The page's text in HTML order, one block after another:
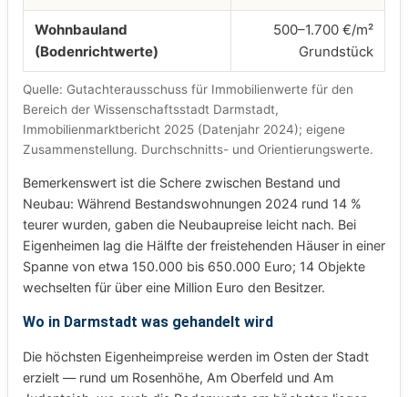
Wohnbauland
(Bodenrichtwerte)
500–1.700 €/m²
Grundstück
Quelle: Gutachterausschuss für Immobilienwerte für den
Bereich der Wissenschaftsstadt Darmstadt,
Immobilienmarktbericht 2025 (Datenjahr 2024); eigene
Zusammenstellung. Durchschnitts- und Orientierungswerte.
Bemerkenswert ist die Schere zwischen Bestand und
Neubau: Während Bestandswohnungen 2024 rund 14 %
teurer wurden, gaben die Neubaupreise leicht nach. Bei
Eigenheimen lag die Hälfte der freistehenden Häuser in einer
Spanne von etwa 150.000 bis 650.000 Euro; 14 Objekte
wechselten für über eine Million Euro den Besitzer.
Wo in Darmstadt was gehandelt wird
Die höchsten Eigenheimpreise werden im Osten der Stadt
erzielt — rund um Rosenhöhe, Am Oberfeld und Am